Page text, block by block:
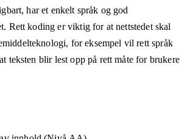
har et enkelt språk og god
Rett koding er viktig for at nettstedet skal
for eksempel vil rett språk
teksten blir lest opp på rett måte for brukere